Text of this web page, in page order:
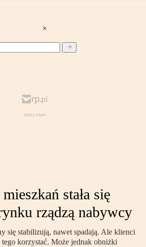
stała się
rządzą nabywcy
się stabilizują, nawet spadają. Ale klienci
tego korzystać. Może jednak obniżki